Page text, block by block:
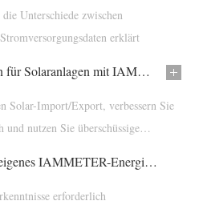
Unterschiede zwischen
erklärt
Stromrechnungen für Solaranlagen mit IAMMETER senken
Solar-Import/Export, verbessern Sie
und nutzen Sie überschüssige
Erstellen Sie Ihr eigenes IAMMETER-Energiedashboard in 5 Minuten
erforderlich